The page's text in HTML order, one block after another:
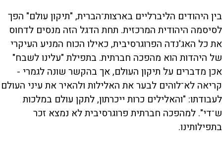
בין היהודים הליברליים בארצות־הברית, "תיקון עולם" הפך
לסיסמה היהודית המרכזית. תחת הדגל הזה מנסים לדחוס
את כל האג'נדה הפרוגרסיבית, כאילו הכוח המניע העיקרי
של היהדות הוא מהפכה חברתית. בתפילת "עלינו לשבח"
אכן מדברים על תיקון העולם, אך בהקשר שונה לגמרי -
קריאה לא־לוהים לבער את האלילות ולהאיר את עיני העולם
לעבודתו: "והאלילים כרות ייכרתון, לתקן עולם במלכות
ש־די". למהפכה חברתית פרוגרסיבית לא נמצא זכר
בתפילותינו.